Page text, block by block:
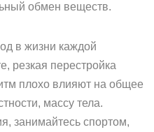
обмен веществ.
в жизни каждой
резкая перестройка
плохо влияют на общее
массу тела.
занимайтесь спортом,